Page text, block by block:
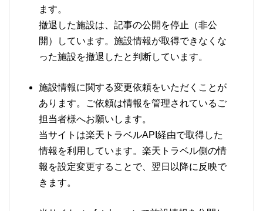
ます。
撤退した施設は、記事の公開を停止（非公
開）しています。施設情報が取得できなくな
った施設を撤退したと判断しています。
施設情報に関する変更依頼をいただくことが
あります。ご依頼は情報を管理されているご
担当者様へお願いします。
当サイトは楽天トラベルAPI経由で取得した
情報を利用しています。楽天トラベル側の情
報を設定変更することで、翌日以降に反映で
きます。